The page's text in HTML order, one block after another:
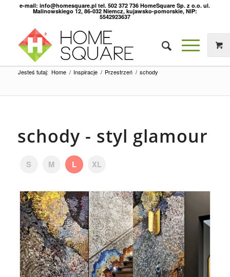
e-mail: info@homesquare.pl tel. 502 372 736 HomeSquare Sp. z o.o. ul.
Malinowskiego 12, 86-032 Niemcz, kujawsko-pomorskie, NIP:
5542923637
Jesteś tutaj: Home / Inspiracje / Przestrzeń / schody
schody - styl glamour
S M L XL